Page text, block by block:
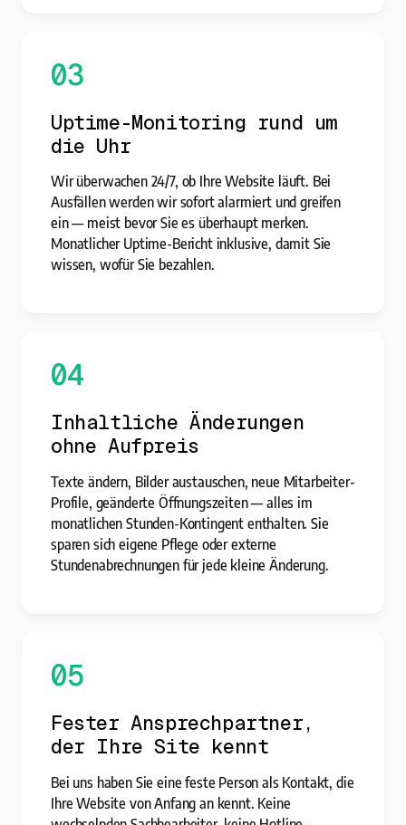
03
Uptime-Monitoring rund um
die Uhr
Wir überwachen 24/7, ob Ihre Website läuft. Bei
Ausfällen werden wir sofort alarmiert und greifen
ein — meist bevor Sie es überhaupt merken.
Monatlicher Uptime-Bericht inklusive, damit Sie
wissen, wofür Sie bezahlen.
04
Inhaltliche Änderungen
ohne Aufpreis
Texte ändern, Bilder austauschen, neue Mitarbeiter-
Profile, geänderte Öffnungszeiten — alles im
monatlichen Stunden-Kontingent enthalten. Sie
sparen sich eigene Pflege oder externe
Stundenabrechnungen für jede kleine Änderung.
05
Fester Ansprechpartner,
der Ihre Site kennt
Bei uns haben Sie eine feste Person als Kontakt, die
Ihre Website von Anfang an kennt. Keine